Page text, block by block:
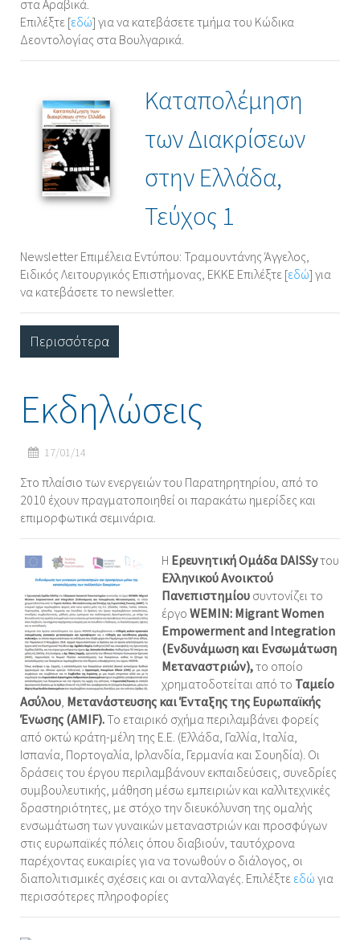
στα Αραβικά.
Επιλέξτε [εδώ] για να κατεβάσετε τμήμα του Κώδικα
Δεοντολογίας στα Βουλγαρικά.
Καταπολέμηση
των Διακρίσεων
στην Ελλάδα,
Τεύχος 1
Newsletter Επιμέλεια Εντύπου: Τραμουντάνης Άγγελος,
Ειδικός Λειτουργικός Επιστήμονας, ΕΚΚΕ Επιλέξτε [εδώ] για
να κατεβάσετε το newsletter.
Περισσότερα
Εκδηλώσεις
17/01/14
Στο πλαίσιο των ενεργειών του Παρατηρητηρίου, από το
2010 έχουν πραγματοποιηθεί οι παρακάτω ημερίδες και
επιμορφωτικά σεμινάρια.
Η Ερευνητική Ομάδα DAISSyτου
Ελληνικού Ανοικτού
Πανεπιστημίου συντονίζει το
έργο WEMIN: Migrant Women
Empowerment and Integration
(Ενδυνάμωση και Ενσωμάτωση
Μεταναστριών),το οποίο
χρηματοδοτείται από το Ταμείο
Ασύλου, Μετανάστευσης και Ένταξης της Ευρωπαϊκής
Ένωσης (AMIF).Το εταιρικό σχήμα περιλαμβάνει φορείς
από οκτώ κράτη-μέλη της Ε.Ε. (Ελλάδα, Γαλλία, Ιταλία,
Ισπανία, Πορτογαλία, Ιρλανδία, Γερμανία και Σουηδία). Οι
δράσεις του έργου περιλαμβάνουν εκπαιδεύσεις, συνεδρίες
συμβουλευτικής, μάθηση μέσω εμπειριών και καλλιτεχνικές
δραστηριότητες, με στόχο την διευκόλυνση της ομαλής
ενσωμάτωση των γυναικών μεταναστριών και προσφύγων
στις ευρωπαϊκές πόλεις όπου διαβιούν, ταυτόχρονα
παρέχοντας ευκαιρίες για να τονωθούν ο διάλογος, οι
διαπολιτισμικές σχέσεις και οι ανταλλαγές. Επιλέξτε εδώ για
περισσότερες πληροφορίες